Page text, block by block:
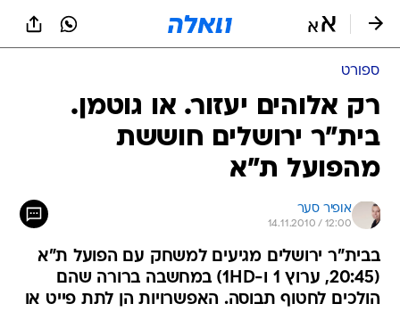
ספורט
רק אלוהים יעזור. או גוטמן.
בית"ר ירושלים חוששת
מהפועל ת"א
אופיר סער
14.11.2010 / 12:00
בבית"ר ירושלים מגיעים למשחק עם הפועל ת"א
(20:45, ערוץ 1 ו-1HD) במחשבה ברורה שהם
הולכים לחטוף תבוסה. האפשרויות הן לתת פייט או